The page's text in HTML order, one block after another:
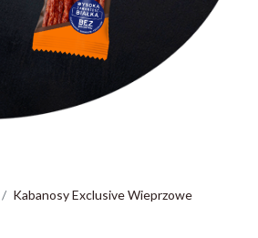
Kabanosy Exclusive Wieprzowe